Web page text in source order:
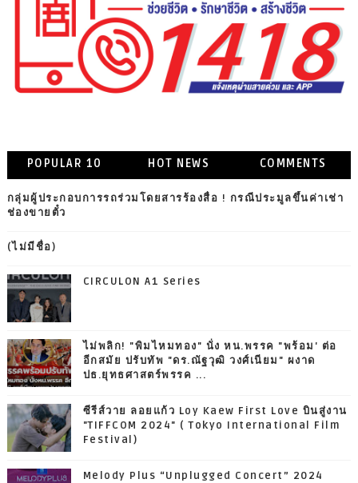
POPULAR 10 HOT NEWS COMMENTS
กลุ่มผู้ประกอบการรถร่วมโดยสารร้องสื่อ ! กรณีประมูลขึ้นค่าเช่า
ช่องขายตั๋ว
(ไม่มีชื่อ)
CIRCULON A1 Series
ไม่พลิก! "พิมไหมทอง" นั่ง หน.พรรค "พร้อม' ต่อ
อีกสมัย ปรับทัพ "ดร.ณัฐวุฒิ วงศ์เนียม" ผงาด
ปธ.ยุทธศาสตร์พรรค ...
ซีรีส์วาย ลอยแก้ว Loy Kaew First Love บินสู่งาน
"TIFFCOM 2024" ( Tokyo International Film
Festival)
Melody Plus “Unplugged Concert” 2024